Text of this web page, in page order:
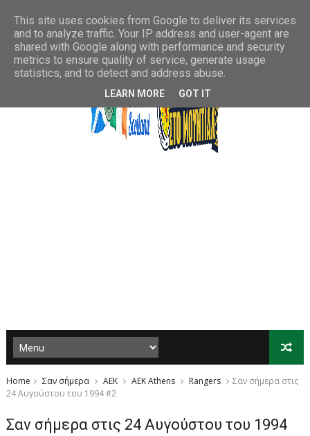
Home Σαν σήμερα AEK AEK Athens Rangers
Σαν σήμερα στις
24 Αυγούστου του 1994 #2
Σαν σήμερα στις 24 Αυγούστου του 1994
This site uses cookies from Google to deliver its services
and to analyze traffic. Your IP address and user-agent are
shared with Google along with performance and security
metrics to ensure quality of service, generate usage
statistics, and to detect and address abuse.
LEARN MORE GOT IT